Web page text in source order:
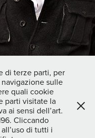
- DOC CREATIVITY
COD.SDI - SUBM70N
di terze parti, per
sulle
quali cookie
parti visitate la
ai sensi dell’art.
Cliccando
di tutti i